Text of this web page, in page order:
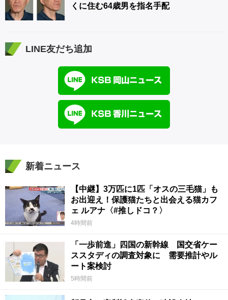
くに住む64歳男を指名手配
LINE友だち追加
新着ニュース
【中継】3万匹に1匹「オスの三毛猫」も
お出迎え！保護猫たちと出会える猫カフ
ェ ルアナ〈#推しドコ？〉
4時間前
「一歩前進」四国の新幹線 国交省ケー
ススタディの調査対象に 需要推計やル
ート案検討
5時間前